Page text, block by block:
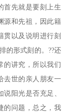
首先就是要刻上生
源和先祖，因此籍
贯以及说明进行刻
的形式刻的。??还
的讲究，所以我们
去世的亲人朋友一
阳光是否充足、
的问题，总之，我